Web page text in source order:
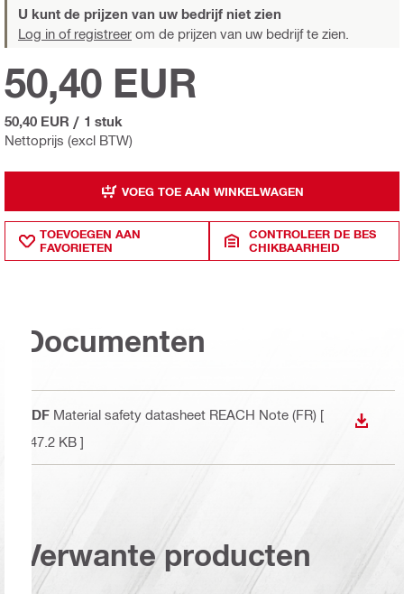
U kunt de prijzen van uw bedrijf niet zien
Log in of registreer om de prijzen van uw bedrijf te zien.
Nettoprijs (excl BTW)
50,40 EUR
50,40 EUR / 1 stuk
VOEG TOE AAN WINKELWAGEN
TOEVOEGEN AAN
FAVORIETEN
CONTROLEER DE BES
CHIKBAARHEID
Documenten
PDF Material safety datasheet REACH Note (FR) [
147.2 KB ]
Verwante producten